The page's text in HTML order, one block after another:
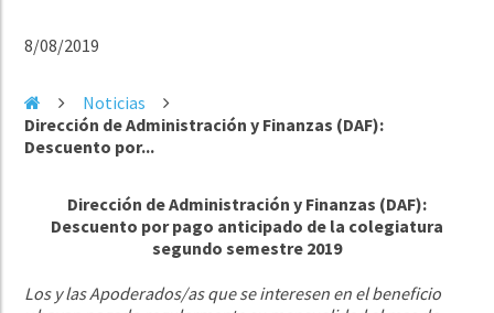
8/08/2019
Noticias
Dirección de Administración y Finanzas (DAF):
Descuento por...
Dirección de Administración y Finanzas (DAF):
Descuento por pago anticipado de la colegiatura
segundo semestre 2019
Los y las Apoderados/asque se interesen en el beneficio